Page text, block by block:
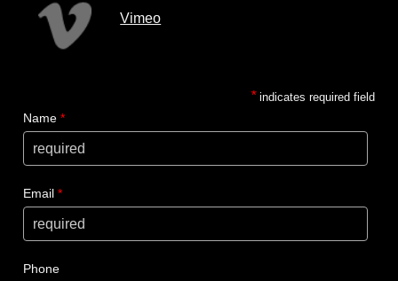
Vimeo
*indicates required field
Name*
Email*
Phone